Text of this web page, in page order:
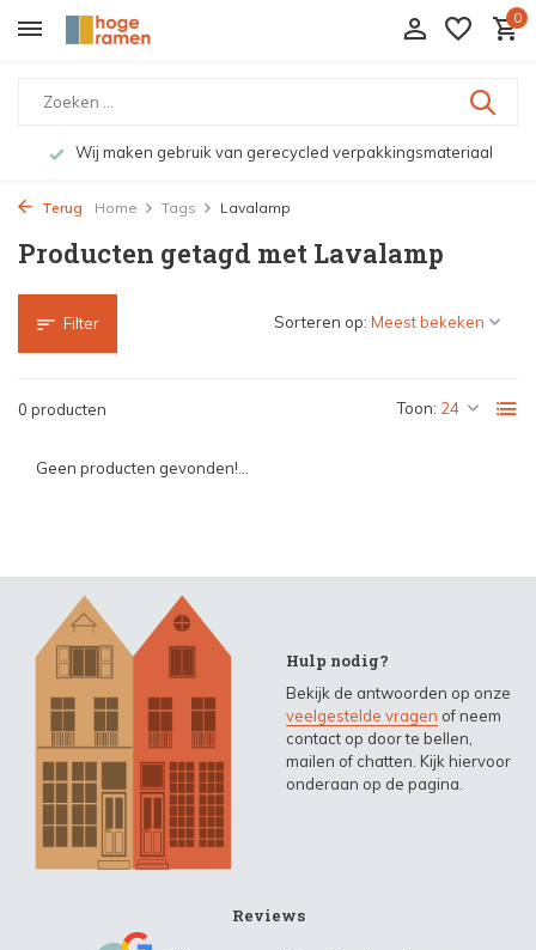
0
Wij maken gebruik van gerecycled verpakkingsmateriaal
Terug Home Tags Lavalamp
Producten getagd met Lavalamp
Filter
0 producten Toon:
Sorteren op:
Geen producten gevonden!...
Hulp nodig?
Bekijk de antwoorden op onze
veelgestelde vragen of neem
contact op door te bellen,
mailen of chatten. Kijk hiervoor
onderaan op de pagina.
Reviews